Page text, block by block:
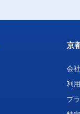
京
会
利
プ